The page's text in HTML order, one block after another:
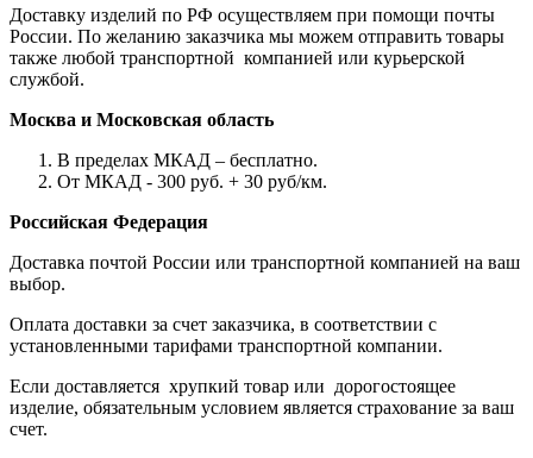
Доставку изделий по РФ осуществляем при помощи почты
России. По желанию заказчика мы можем отправить товары
также любой транспортной компанией или курьерской
службой.
Москва и Московская область
В пределах МКАД – бесплатно.
От МКАД - 300 руб. + 30 руб/км.
Российская Федерация
Доставка почтой России или транспортной компанией на ваш
выбор.
Оплата доставки за счет заказчика, в соответствии с
установленными тарифами транспортной компании.
Если доставляется хрупкий товар или дорогостоящее
изделие, обязательным условием является страхование за ваш
счет.